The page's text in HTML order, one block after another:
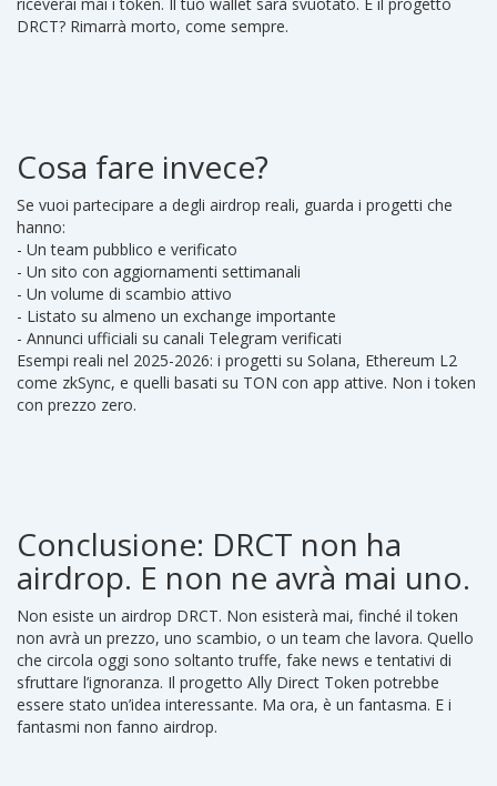
DRCT? Rimarrà morto, come sempre.
Cosa fare invece?
Se vuoi partecipare a degli airdrop reali, guarda i progetti che
hanno:
- Un team pubblico e verificato
- Un sito con aggiornamenti settimanali
- Un volume di scambio attivo
- Listato su almeno un exchange importante
- Annunci ufficiali su canali Telegram verificati
Esempi reali nel 2025-2026: i progetti su Solana, Ethereum L2
come zkSync, e quelli basati su TON con app attive. Non i token
con prezzo zero.
Conclusione: DRCT non ha
airdrop. E non ne avrà mai uno.
Non esiste un airdrop DRCT. Non esisterà mai, finché il token
non avrà un prezzo, uno scambio, o un team che lavora. Quello
che circola oggi sono soltanto truffe, fake news e tentativi di
sfruttare l’ignoranza. Il progetto Ally Direct Token potrebbe
essere stato un’idea interessante. Ma ora, è un fantasma. E i
fantasmi non fanno airdrop.